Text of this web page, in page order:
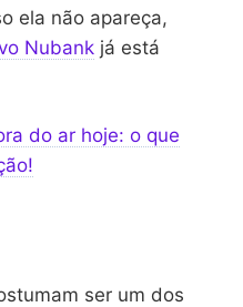
ela não apareça,
Nubank já está
do ar hoje: o que
ser um dos